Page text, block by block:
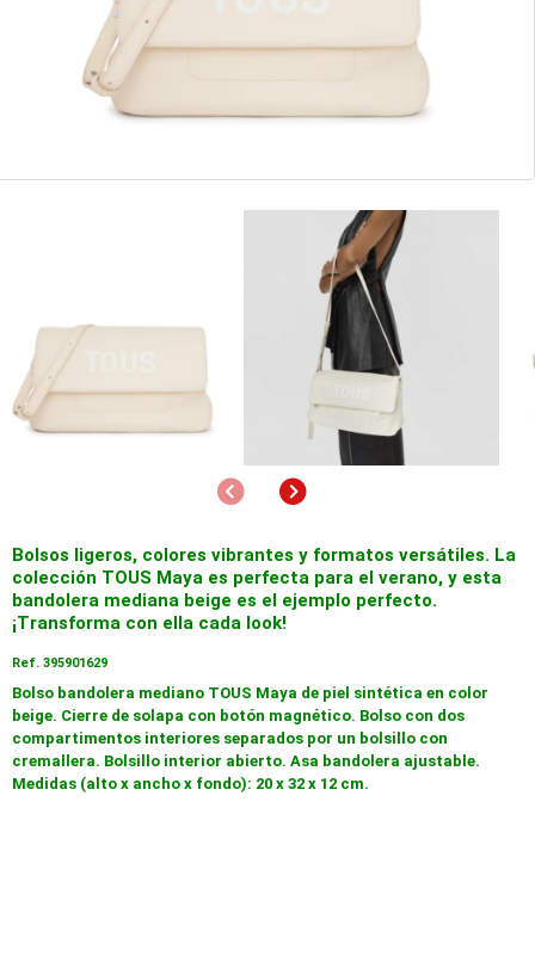
AnteriorSiguiente
Bolsos ligeros, colores vibrantes y formatos versátiles. La
colección TOUS Maya es perfecta para el verano, y esta
bandolera mediana beige es el ejemplo perfecto.
¡Transforma con ella cada look!
Ref. 395901629
Bolso bandolera mediano TOUS Maya de piel sintética en color
beige. Cierre de solapa con botón magnético. Bolso con dos
compartimentos interiores separados por un bolsillo con
cremallera. Bolsillo interior abierto. Asa bandolera ajustable.
Medidas (alto x ancho x fondo): 20 x 32 x 12 cm.